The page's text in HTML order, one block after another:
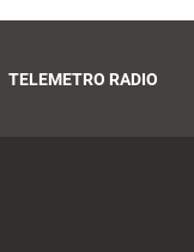
TELEMETRO RADIO